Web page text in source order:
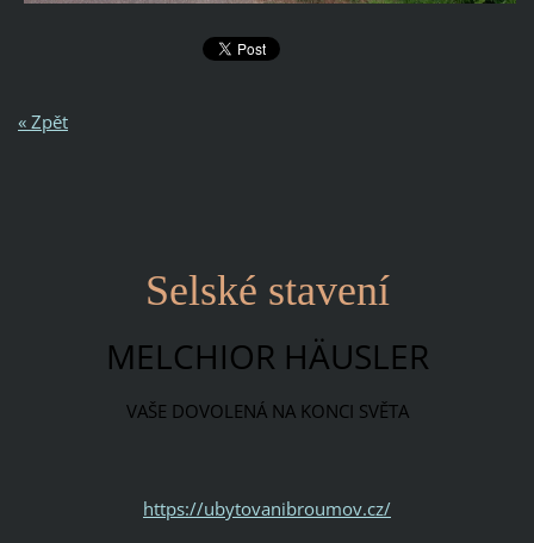
« Zpět
Selské stavení
MELCHIOR HÄUSLER
VAŠE DOVOLENÁ NA KONCI SVĚTA
https://ubytovanibroumov.cz/